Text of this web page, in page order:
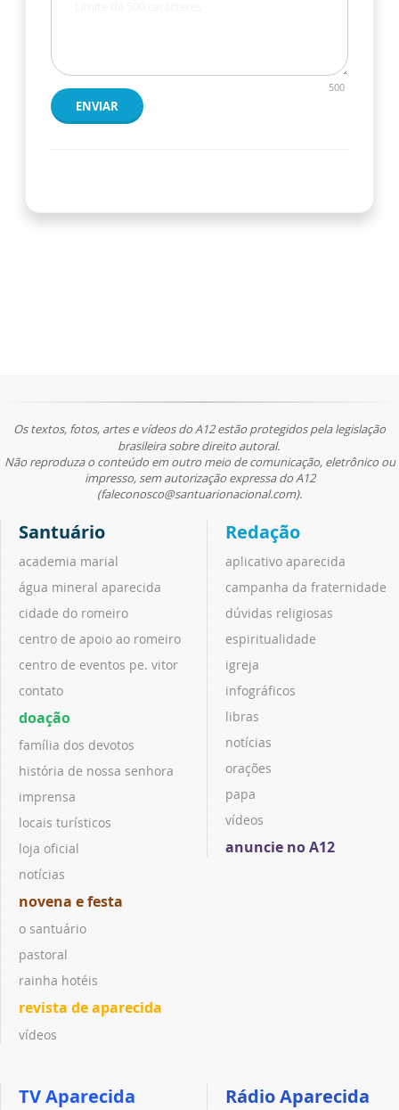
500
ENVIAR
Os textos, fotos, artes e vídeos do A12 estão protegidos pela legislação
brasileira sobre direito autoral.
Não reproduza o conteúdo em outro meio de comunicação, eletrônico ou
impresso, sem autorização expressa do A12
(faleconosco@santuarionacional.com).
Santuário
academia marial
água mineral aparecida
cidade do romeiro
centro de apoio ao romeiro
centro de eventos pe. vitor
contato
doação
família dos devotos
história de nossa senhora
imprensa
locais turísticos
loja oficial
notícias
novena e festa
o santuário
pastoral
rainha hotéis
revista de aparecida
vídeos
Redação
aplicativo aparecida
campanha da fraternidade
dúvidas religiosas
espiritualidade
igreja
infográficos
libras
notícias
orações
papa
vídeos
anuncie no A12
TV Aparecida Rádio Aparecida